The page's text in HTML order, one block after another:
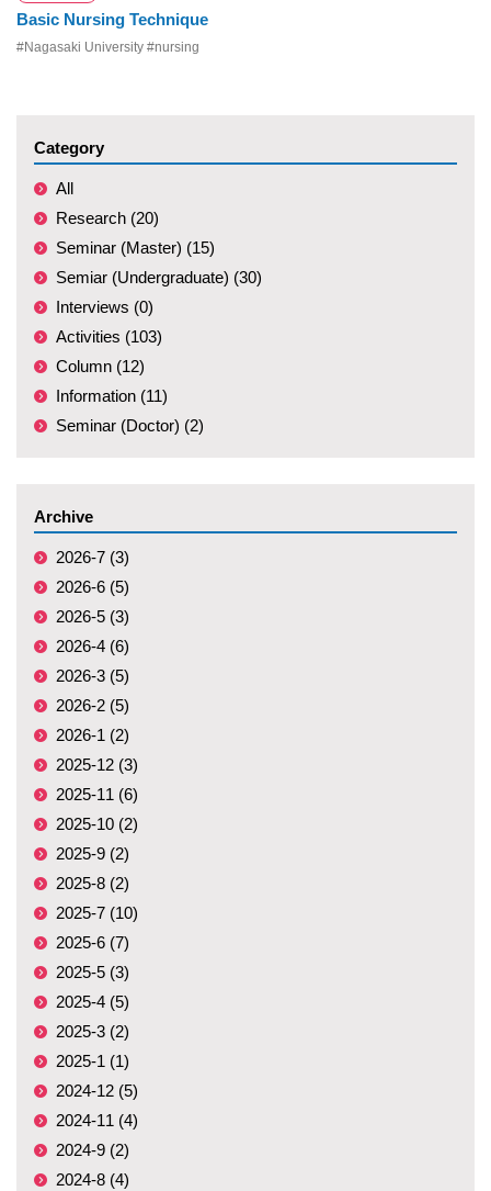
Basic Nursing Technique
#Nagasaki University #nursing
Category
All
Research (20)
Seminar (Master) (15)
Semiar (Undergraduate) (30)
Interviews (0)
Activities (103)
Column (12)
Information (11)
Seminar (Doctor) (2)
Archive
2026-7 (3)
2026-6 (5)
2026-5 (3)
2026-4 (6)
2026-3 (5)
2026-2 (5)
2026-1 (2)
2025-12 (3)
2025-11 (6)
2025-10 (2)
2025-9 (2)
2025-8 (2)
2025-7 (10)
2025-6 (7)
2025-5 (3)
2025-4 (5)
2025-3 (2)
2025-1 (1)
2024-12 (5)
2024-11 (4)
2024-9 (2)
2024-8 (4)